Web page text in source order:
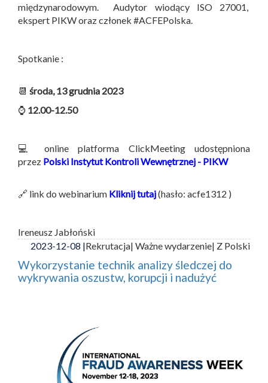
międzynarodowym. Audytor wiodący ISO 27001,
ekspert PIKW oraz członek #ACFEPolska.
Spotkanie :
📆 środa, 13 grudnia 2023
⌚ 12.00-12.50
💻 online platforma ClickMeeting udostępniona
przez Polski Instytut Kontroli Wewnętrznej - PIKW
🔗 link do webinarium Kliknij tutaj(hasło: acfe1312 )
Ireneusz Jabłoński
2023-12-08 |Rekrutacja| Ważne wydarzenie| Z Polski
Wykorzystanie technik analizy śledczej do
wykrywania oszustw, korupcji i nadużyć